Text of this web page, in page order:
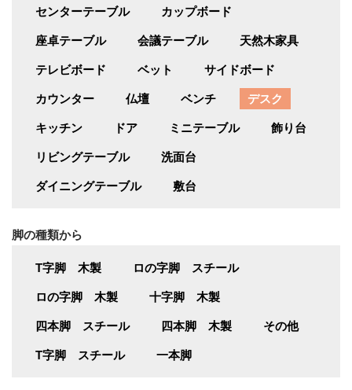
センターテーブル カップボード
座卓テーブル 会議テーブル 天然木家具
テレビボード ベット サイドボード
カウンター 仏壇 ベンチ デスク
キッチン ドア ミニテーブル 飾り台
リビングテーブル 洗面台
ダイニングテーブル 敷台
脚の種類から
T字脚 木製 ロの字脚 スチール
ロの字脚 木製 十字脚 木製
四本脚 スチール 四本脚 木製 その他
T字脚 スチール 一本脚